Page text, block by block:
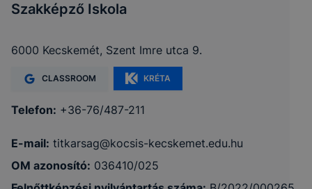
Szakképző Iskola
6000 Kecskemét, Szent Imre utca 9.
CLASSROOM KRÉTA
Telefon: +36-76/487-211
E-mail: titkarsag@kocsis-kecskemet.edu.hu
OM azonosító: 036410/025